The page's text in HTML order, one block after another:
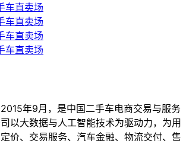
车直卖场
车直卖场
车直卖场
车直卖场
年9月，是中国二手车电商交易与服务
以大数据与人工智能技术为驱动力，为用
价、交易服务、汽车金融、物流交付、售